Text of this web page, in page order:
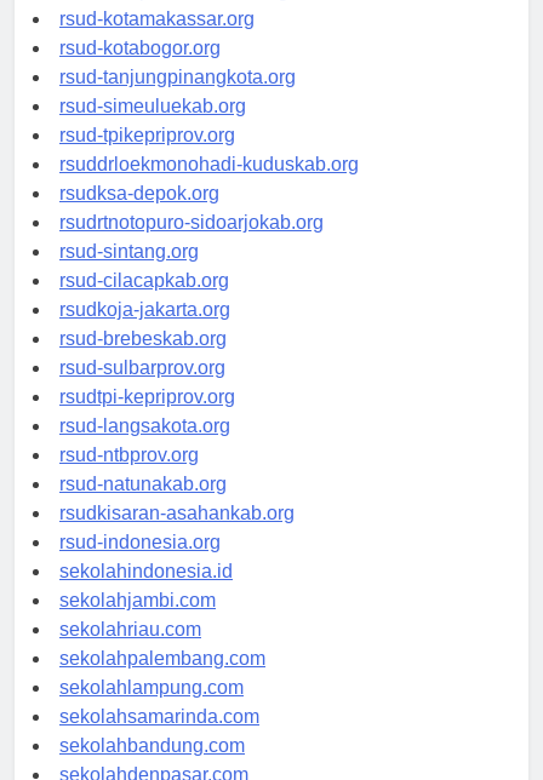
rsud-limapuluhkotakab.org
rsud-kotamakassar.org
rsud-kotabogor.org
rsud-tanjungpinangkota.org
rsud-simeuluekab.org
rsud-tpikepriprov.org
rsuddrloekmonohadi-kuduskab.org
rsudksa-depok.org
rsudrtnotopuro-sidoarjokab.org
rsud-sintang.org
rsud-cilacapkab.org
rsudkoja-jakarta.org
rsud-brebeskab.org
rsud-sulbarprov.org
rsudtpi-kepriprov.org
rsud-langsakota.org
rsud-ntbprov.org
rsud-natunakab.org
rsudkisaran-asahankab.org
rsud-indonesia.org
sekolahindonesia.id
sekolahjambi.com
sekolahriau.com
sekolahpalembang.com
sekolahlampung.com
sekolahsamarinda.com
sekolahbandung.com